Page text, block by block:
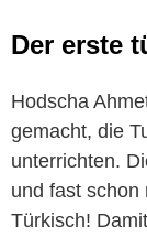
Der erste
Hodscha
gemacht, die
unterrichten.
und fast schon
Türkisch!